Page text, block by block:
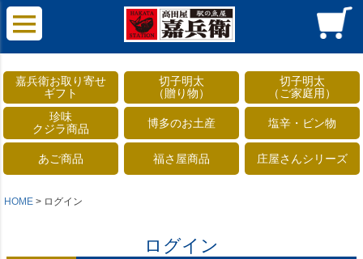
嘉兵衛お取り寄せ
ギフト
切子明太
（贈り物）
切子明太
（ご家庭用）
珍味
クジラ商品
博多のお土産 塩辛・ビン物
あご商品 福さ屋商品 庄屋さんシリーズ
HOME ログイン
ログイン